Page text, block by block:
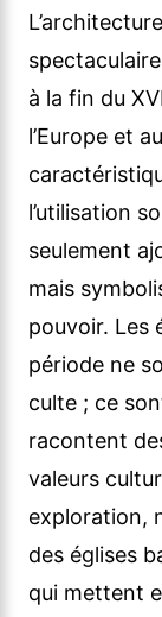
à la fin du
l’Europe et
l’utilisation
seulement
mais
pouvoir. Les
période ne
culte ; ce
racontent
valeurs
exploration,
des églises
qui mettent